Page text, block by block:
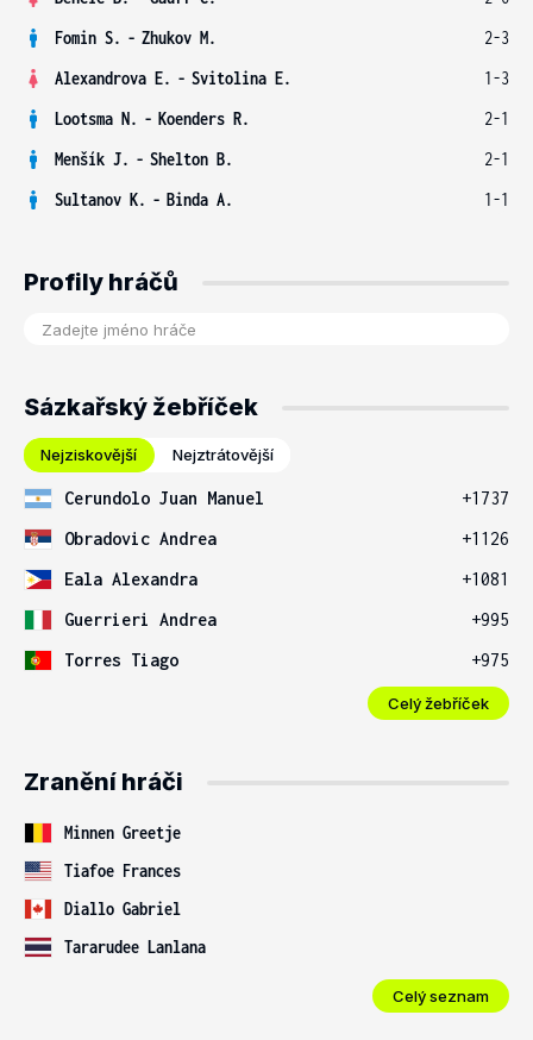
Fomin S. - Zhukov M.
2-3
Alexandrova E. - Svitolina E.
1-3
Lootsma N. - Koenders R.
2-1
Menšík J. - Shelton B.
2-1
Sultanov K. - Binda A. 1-1
Profily hráčů
Sázkařský žebříček
Nejziskovější Nejztrátovější
Cerundolo Juan Manuel
+1737
Obradovic Andrea
+1126
Eala Alexandra
+1081
Guerrieri Andrea
+995
Torres Tiago
+975
Celý žebříček
Zranění hráči
Minnen Greetje
Tiafoe Frances
Diallo Gabriel
Tararudee Lanlana
Celý seznam